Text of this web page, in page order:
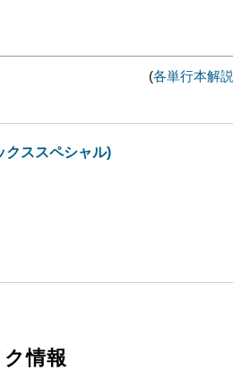
(各単行本解説
クススペシャル)
情報